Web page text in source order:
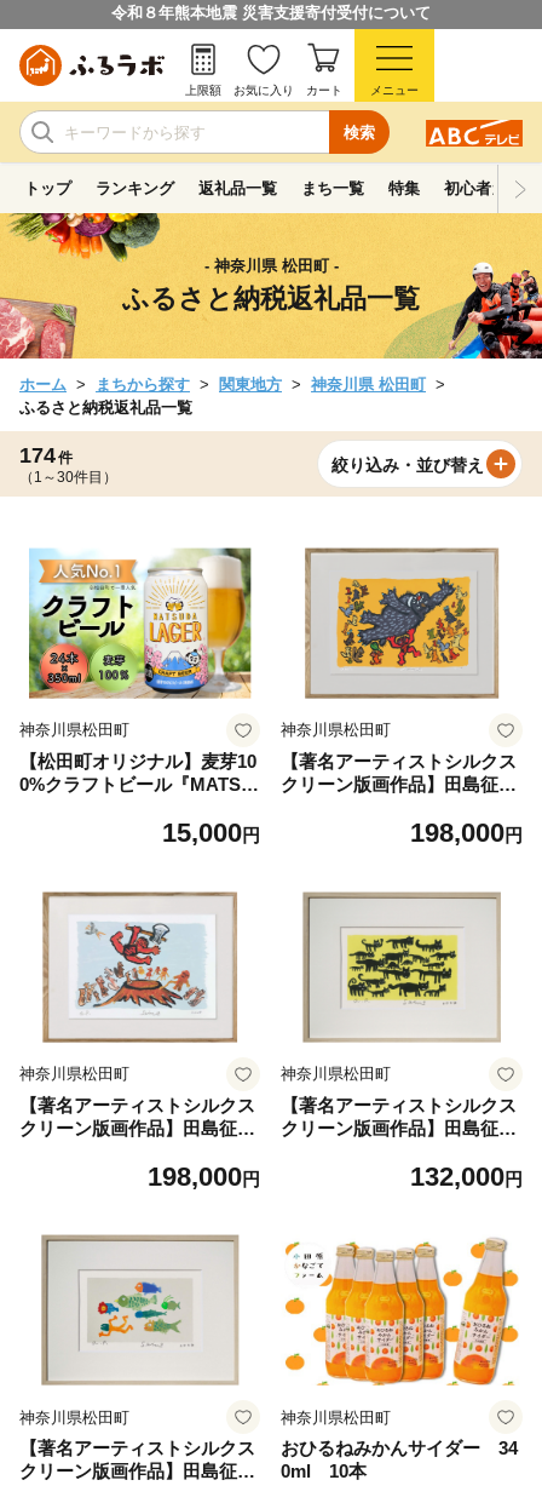
令和８年熊本地震 災害支援寄付受付について
検索
上限額 お気に入り カート メニュー
トップ ランキング 返礼品一覧 まち一覧 特集 初心者ガイド
- 神奈川県 松田町 -
ふるさと納税返礼品一覧
ホーム まちから探す 関東地方
神奈川県 松田町
ふるさと納税返礼品一覧
174件
（1～30件目）
絞り込み・並び替え
神奈川県松田町
【松田町オリジナル】麦芽10
0%クラフトビール『MATSU
順次発送≫【クラフトビール
本セット 地ビール 特産品 限
定ビール 高品質 宅飲み 家飲
み 晩酌 松田町】
15,000円
神奈川県松田町
【著名アーティストシルクス
クリーン版画作品】田島征三
198,000円
神奈川県松田町
【著名アーティストシルクス
クリーン版画作品】田島征三
198,000円
神奈川県松田町
【著名アーティストシルクス
クリーン版画作品】田島征三
132,000円
神奈川県松田町
【著名アーティストシルクス
クリーン版画作品】田島征三
神奈川県松田町
おひるねみかんサイダー 34
0ml 10本